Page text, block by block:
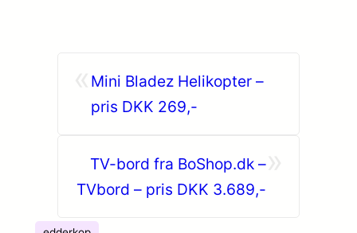
Mini Bladez Helikopter –
pris DKK 269,-
TV-bord fra BoShop.dk –
TVbord – pris DKK 3.689,-